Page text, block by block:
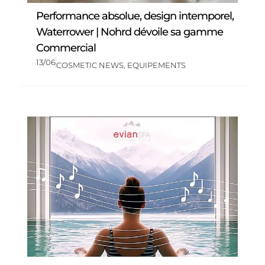
Performance absolue, design intemporel,
Waterrower | Nohrd dévoile sa gamme
Commercial
13/06COSMETIC NEWS, EQUIPEMENTS